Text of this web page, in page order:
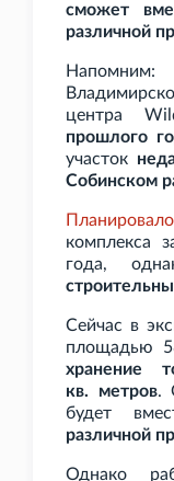
сможет
различной
Напомним:
центра
прошлого
участок
Собинском
комплекса
года,
Сейчас в
площадью
хранение
кв.
метров.
будет
различной
Однако